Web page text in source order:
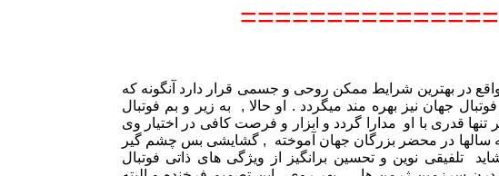
آستانه ۴۴ سالگی بواقع در بهترین شرایط ممکن روحی و جسمی قرار دارد آنگونه که
جهان نیز بهره مند میگردد . او حالا , به زیر و بم فوتبال
تنها قدری با او مدارا گردد و ابزار و فرصت کافی در اختیار وی
که سالها در محضر بزرگان جهان آموخته , گشایشی بس چشم گیر
تلفیقی نوین و تحسین برانگیز از ویژگی های ذاتی فوتبال